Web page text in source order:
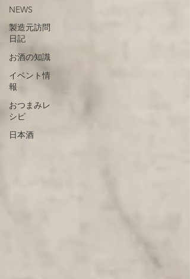
NEWS
製造元訪問
日記
お酒の知識
イベント情
報
おつまみレ
シピ
日本酒